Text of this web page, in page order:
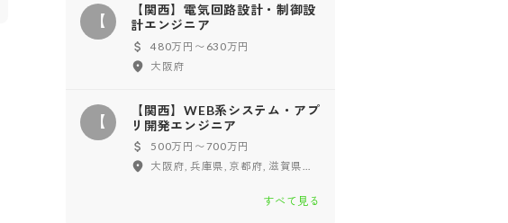
【
【関西】電気回路設計・制御設
計エンジニア
480万円〜630万円
大阪府
【
【関西】WEB系システム・アプ
リ開発エンジニア
500万円〜700万円
すべて見る